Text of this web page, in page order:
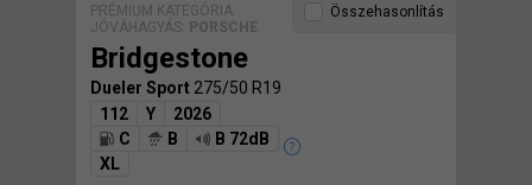
PRÉMIUM KATEGÓRIA
JÓVÁHAGYÁS:
PORSCHE
Bridgestone
Dueler Sport 275/50 R19
112
Y
2026
C
B
B 72dB
XL
Összehasonlítás